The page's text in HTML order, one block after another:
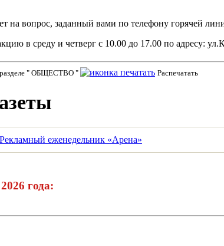
на вопрос, заданный вами по телефону горячей
в среду и четверг с 10.00 до 17.00 по адресу:
разделе " ОБЩЕСТВО " Распечатать
года: